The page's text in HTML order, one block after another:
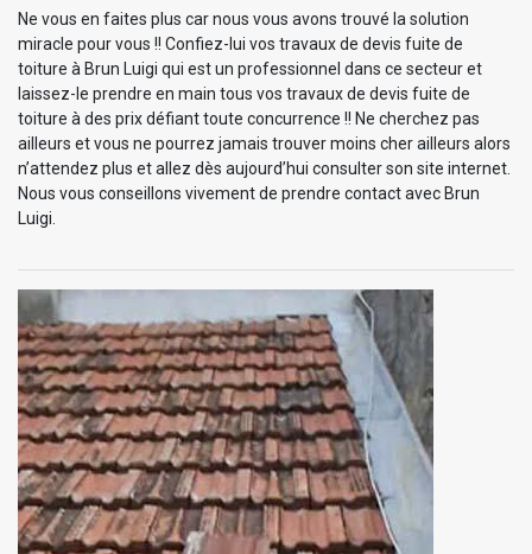
Ne vous en faites plus car nous vous avons trouvé la solution
miracle pour vous !! Confiez-lui vos travaux de devis fuite de
toiture à Brun Luigi qui est un professionnel dans ce secteur et
laissez-le prendre en main tous vos travaux de devis fuite de
toiture à des prix défiant toute concurrence !! Ne cherchez pas
ailleurs et vous ne pourrez jamais trouver moins cher ailleurs alors
n’attendez plus et allez dès aujourd’hui consulter son site internet.
Nous vous conseillons vivement de prendre contact avec Brun
Luigi.